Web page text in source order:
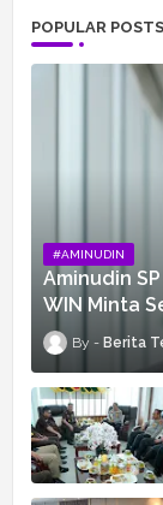
POPULAR POSTS
#AMINUDIN
Aminudin
WIN Minta
Berita